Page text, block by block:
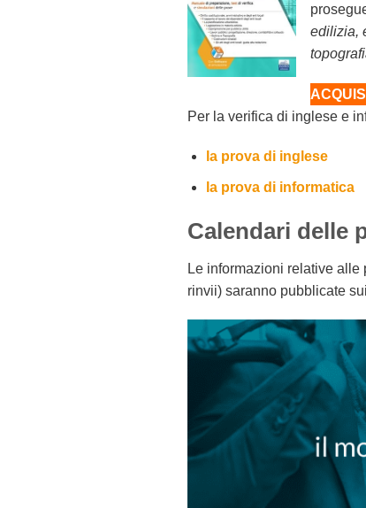
edilizia,
Per la verifica di inglese e
la prova di inglese
la prova di informatica
Calendari delle
Le informazioni relative
rinvii) saranno pubblicate